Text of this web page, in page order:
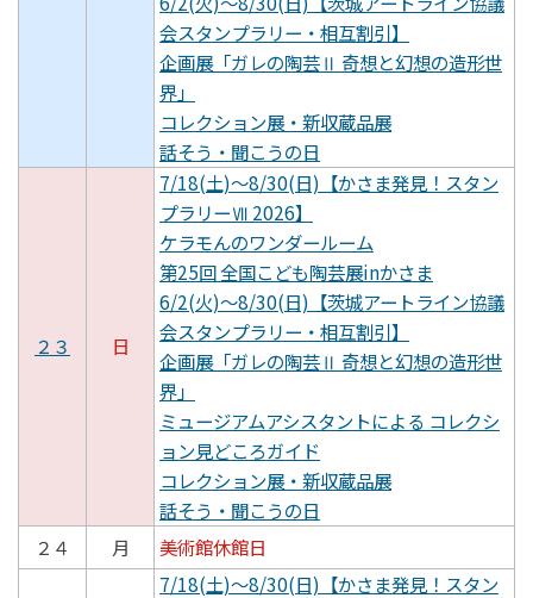
会スタンプラリー・相互割引】
企画展「ガレの陶芸Ⅱ 奇想と幻想の造形世
界」
コレクション展・新収蔵品展
話そう・聞こうの日
２３ 日
7/18(土)～8/30(日)【かさま発見！スタン
プラリーⅦ 2026】
ケラモんのワンダールーム
第25回 全国こども陶芸展inかさま
6/2(火)～8/30(日)【茨城アートライン協議
会スタンプラリー・相互割引】
企画展「ガレの陶芸Ⅱ 奇想と幻想の造形世
界」
ミュージアムアシスタントによる コレクシ
ョン見どころガイド
コレクション展・新収蔵品展
話そう・聞こうの日
２４
月 美術館休館日
7/18(土)～8/30(日)【かさま発見！スタン